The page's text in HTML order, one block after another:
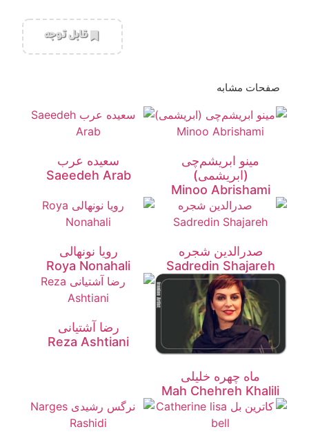
‌قابل توجه
صفحات مشابه
مینو ابریشم‌چی
(ابریشمی)
Minoo Abrishami
سعیده عرب
Saeedeh Arab
صدرالدین شجره
Sadredin Shajareh
رویا نونهالی
Roya Nonahali
ماه چهره خلیلی
Mah Chehreh Khalili
رضا آشتیانی
Reza Ashtiani